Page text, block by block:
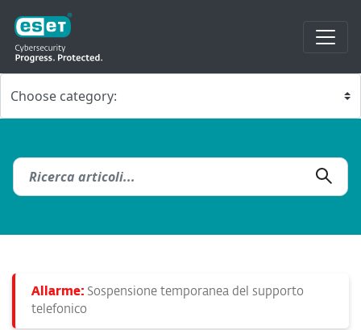
Allarme: Sospensione temporanea del supporto
telefonico